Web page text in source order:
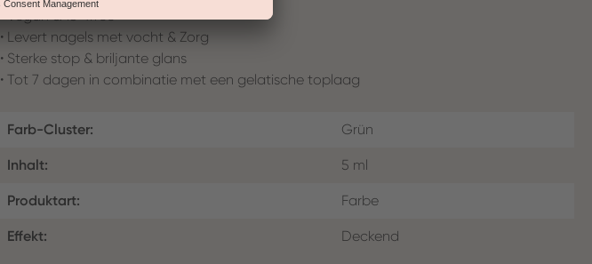
• Levert nagels met vocht & Zorg
• Sterke stop & briljante glans
• Tot 7 dagen in combinatie met een gelatische toplaag
Farb-Cluster: Grün
Inhalt: 5 ml
Produktart: Farbe
Effekt: Deckend